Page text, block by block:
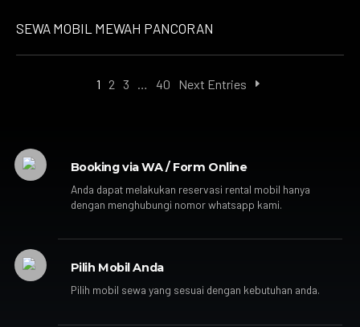
SEWA MOBIL MEWAH PANCORAN
1 2 3 40 Next Entries
Booking via WA / Form Online
Anda dapat melakukan reservasi rental mobil hanya
dengan menghubungi nomor whatsapp kami.
Pilih Mobil Anda
Pilih mobil sewa yang sesuai dengan kebutuhan anda.